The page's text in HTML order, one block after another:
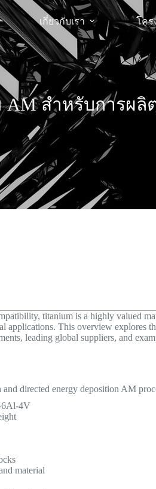
เกี่ยวกับเรา โคร
AM สำหรับการผลิ
titanium is a highly valued
applications. This overview explores
leading global suppliers, and
directed energy deposition AM
6Al-4V
material